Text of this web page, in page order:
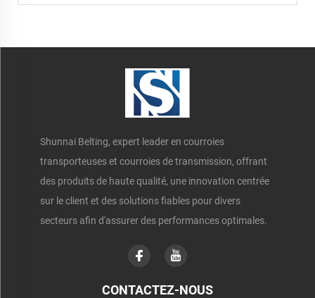
Shunnai Belting, expert leader en courroies
transporteuses et courroies de transmission, offrant
des produits de haute qualité, une innovation centrée
sur le client et des solutions fiables pour divers
secteurs afin d'assurer des performances optimales.
CONTACTEZ-NOUS